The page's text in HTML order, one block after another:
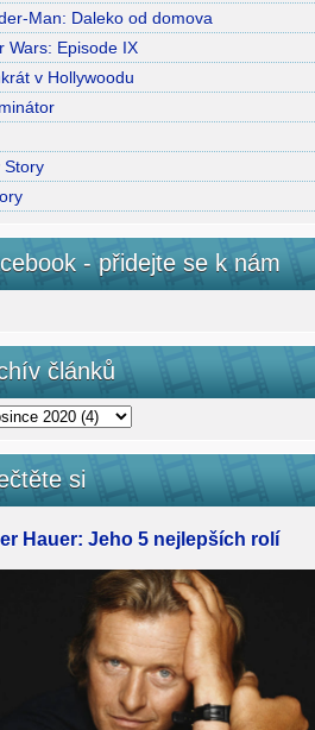
Man: Daleko od domova
Wars: Episode IX
v Hollywoodu
Story
- přidejte se k nám
článků
si
Hauer: Jeho 5 nejlepších rolí